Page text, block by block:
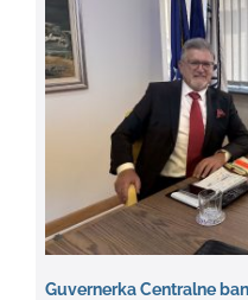
Guvernerka Centralne